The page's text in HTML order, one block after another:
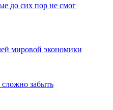
до сих пор не смог
мировой экономики
забыть